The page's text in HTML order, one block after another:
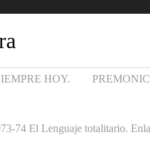
HOY.
74 El Lenguaje totalitario.